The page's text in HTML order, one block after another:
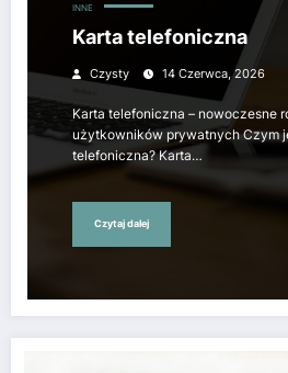
INNE
Karta telefoniczna
Czysty 14 Czerwca, 2026
Karta telefoniczna – nowoczesne
użytkowników prywatnych Czym
telefoniczna? Karta…
Czytaj dalej